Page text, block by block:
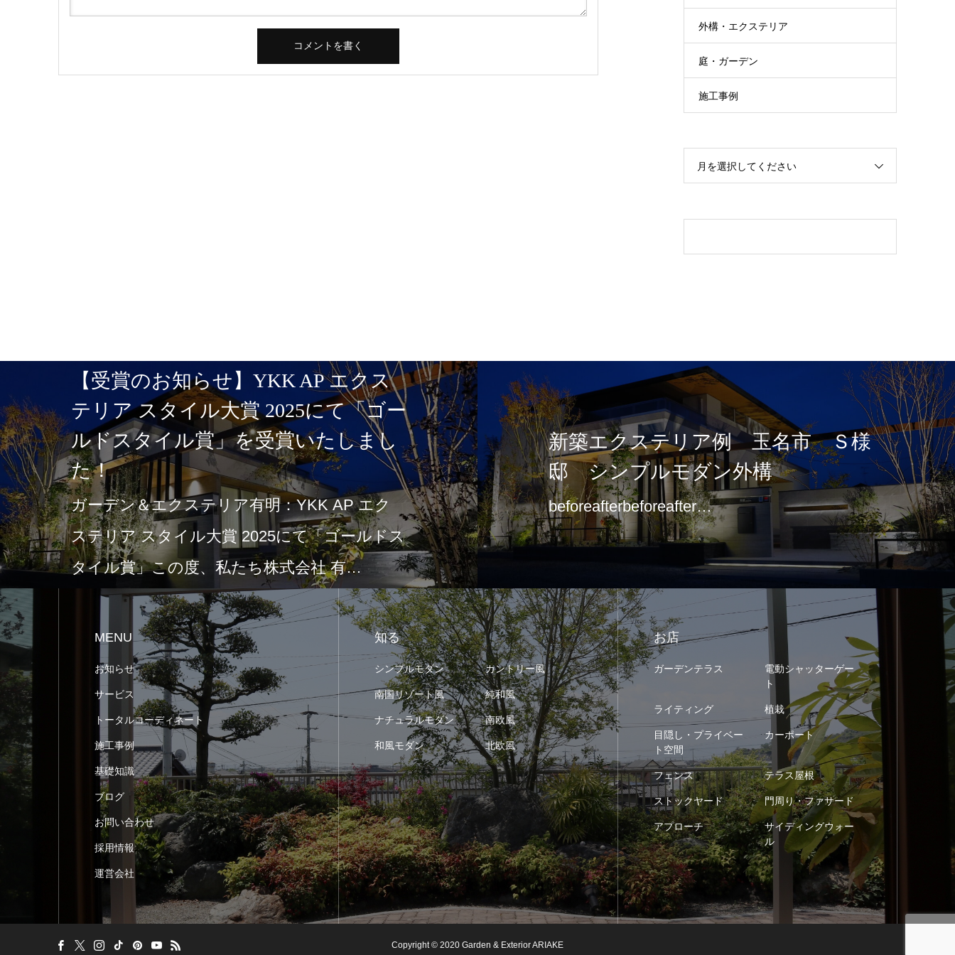
外構・エクステリア
庭・ガーデン
施工事例
月を選択してください
【受賞のお知らせ】YKK AP エクス
テリア スタイル大賞 2025にて「ゴー
ルドスタイル賞」を受賞いたしまし
た！
ガーデン＆エクステリア有明：YKK AP エク
ステリア スタイル大賞 2025にて「ゴールドス
タイル賞」この度、私たち株式会社 有…
新築エクステリア例 玉名市 Ｓ様
邸 シンプルモダン外構
beforeafterbeforeafter…
MENU
お知らせ
サービス
トータルコーディネート
施工事例
基礎知識
ブログ
お問い合わせ
採用情報
運営会社
知る
シンプルモダン カントリー風
南国リゾート風 純和風
ナチュラルモダン 南欧風
和風モダン 北欧風
お店
ガーデンテラス
電動シャッターゲー
ト
ライティング 植栽
目隠し・プライベー
ト空間
カーポート
フェンス テラス屋根
ストックヤード 門周り・ファサード
アプローチ
サイディングウォー
ル
Copyright © 2020 Garden & Exterior ARIAKE